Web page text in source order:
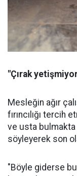
"Çırak
Mesleğin ağır
fırıncılığı tercih
ve usta bulmakta
söyleyerek son
"Böyle giderse